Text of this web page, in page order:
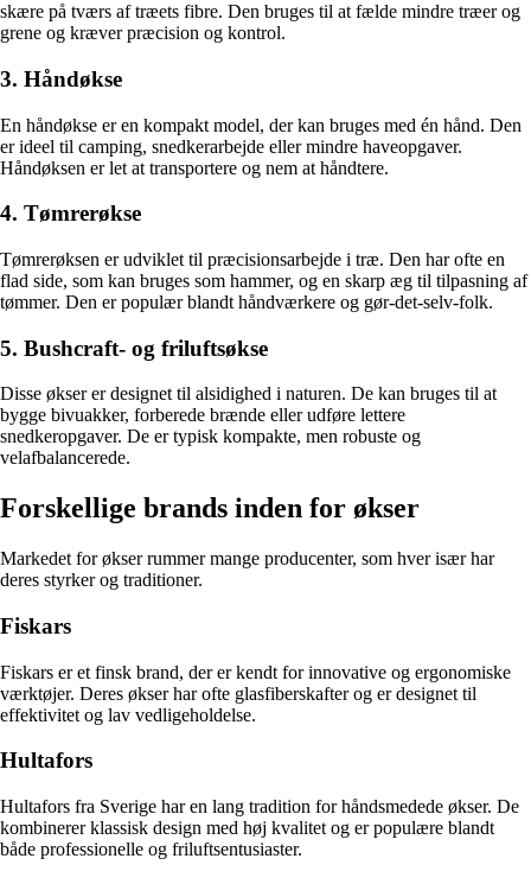
skære på tværs af træets fibre. Den bruges til at fælde mindre træer og
grene og kræver præcision og kontrol.
3. Håndøkse
En håndøkse er en kompakt model, der kan bruges med én hånd. Den
er ideel til camping, snedkerarbejde eller mindre haveopgaver.
Håndøksen er let at transportere og nem at håndtere.
4. Tømrerøkse
Tømrerøksen er udviklet til præcisionsarbejde i træ. Den har ofte en
flad side, som kan bruges som hammer, og en skarp æg til tilpasning af
tømmer. Den er populær blandt håndværkere og gør-det-selv-folk.
5. Bushcraft- og friluftsøkse
Disse økser er designet til alsidighed i naturen. De kan bruges til at
bygge bivuakker, forberede brænde eller udføre lettere
snedkeropgaver. De er typisk kompakte, men robuste og
velafbalancerede.
Forskellige brands inden for økser
Markedet for økser rummer mange producenter, som hver især har
deres styrker og traditioner.
Fiskars
Fiskars er et finsk brand, der er kendt for innovative og ergonomiske
værktøjer. Deres økser har ofte glasfiberskafter og er designet til
effektivitet og lav vedligeholdelse.
Hultafors
Hultafors fra Sverige har en lang tradition for håndsmedede økser. De
kombinerer klassisk design med høj kvalitet og er populære blandt
både professionelle og friluftsentusiaster.